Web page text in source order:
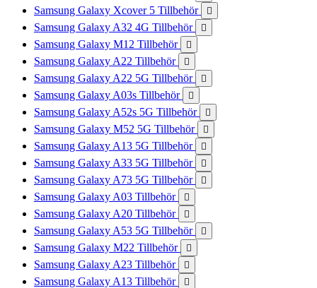
Samsung Galaxy Xcover 5 Tillbehör 
Samsung Galaxy A32 4G Tillbehör 
Samsung Galaxy M12 Tillbehör 
Samsung Galaxy A22 Tillbehör 
Samsung Galaxy A22 5G Tillbehör 
Samsung Galaxy A03s Tillbehör 
Samsung Galaxy A52s 5G Tillbehör 
Samsung Galaxy M52 5G Tillbehör 
Samsung Galaxy A13 5G Tillbehör 
Samsung Galaxy A33 5G Tillbehör 
Samsung Galaxy A73 5G Tillbehör 
Samsung Galaxy A03 Tillbehör 
Samsung Galaxy A20 Tillbehör 
Samsung Galaxy A53 5G Tillbehör 
Samsung Galaxy M22 Tillbehör 
Samsung Galaxy A23 Tillbehör 
Samsung Galaxy A13 Tillbehör 